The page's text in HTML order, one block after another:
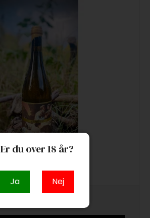
Er du over 18 år?
Ja Nej